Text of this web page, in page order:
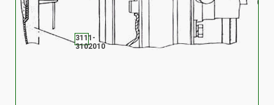
00-
3111-
3102010